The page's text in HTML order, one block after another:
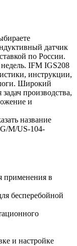
датчик
по России.
IFM IGS208
инструкции,
Широкий
производства,
и
название
M/US-104-
применения в
бесперебойной
и настройке